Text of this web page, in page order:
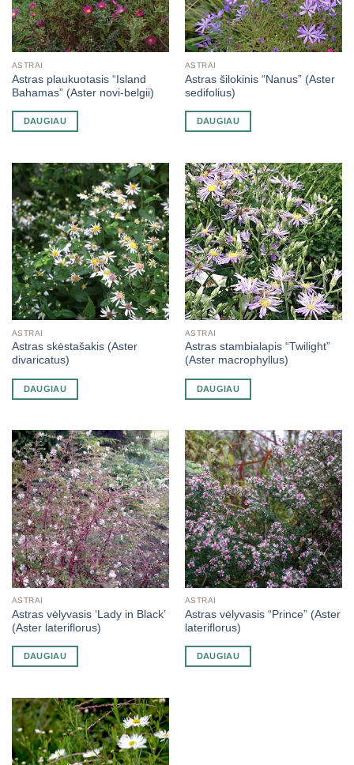
ASTRAI
Astras plaukuotasis “Island
Bahamas” (Aster novi-belgii)
DAUGIAU
ASTRAI
Astras šilokinis “Nanus” (Aster
sedifolius)
DAUGIAU
ASTRAI
Astras skėstašakis (Aster
divaricatus)
DAUGIAU
ASTRAI
Astras stambialapis “Twilight”
(Aster macrophyllus)
DAUGIAU
ASTRAI
Astras vėlyvasis ‘Lady in Black’
(Aster lateriflorus)
DAUGIAU
ASTRAI
Astras vėlyvasis “Prince” (Aster
lateriflorus)
DAUGIAU